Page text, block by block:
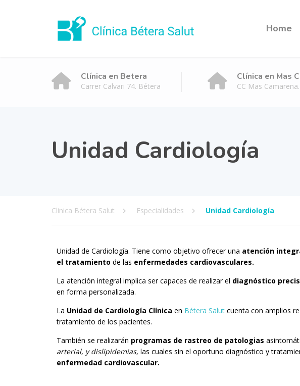
Home
Clínica en Betera
Carrer Calvari 74. Bétera
Clínica en Mas
CC Mas
Unidad Cardiología
Clinica Bétera Salut Especialidades Unidad Cardiología
Unidad de Cardiología. Tiene como objetivo ofrecer una atención
el tratamiento de las enfermedades cardiovasculares.
La atención integral implica ser capaces de realizar el diagnóstico
en forma personalizada.
La Unidad de Cardiología Clínica en Bétera Salut cuenta con amplios
tratamiento de los pacientes.
También se realizarán programas de rastreo de patologias
arterial, y dislipidemias, las cuales sin el oportuno diagnóstico y
enfermedad cardiovascular.